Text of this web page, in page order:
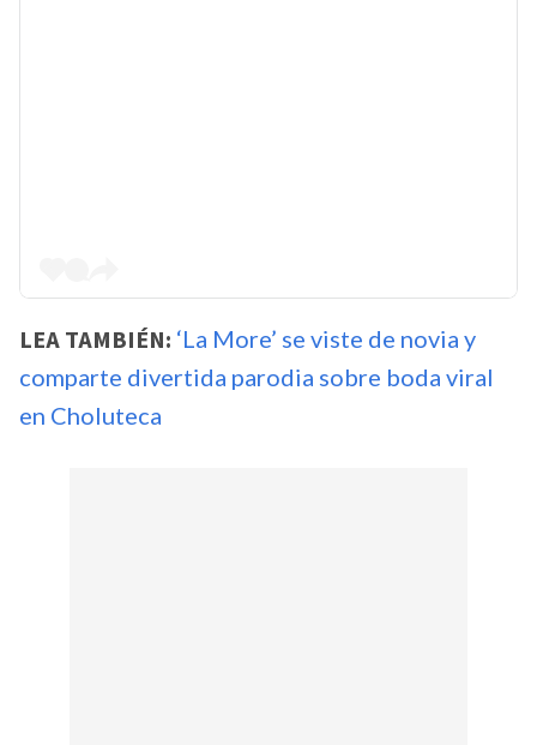
LEA TAMBIÉN: ‘La More’ se viste de novia y
comparte divertida parodia sobre boda viral
en Choluteca